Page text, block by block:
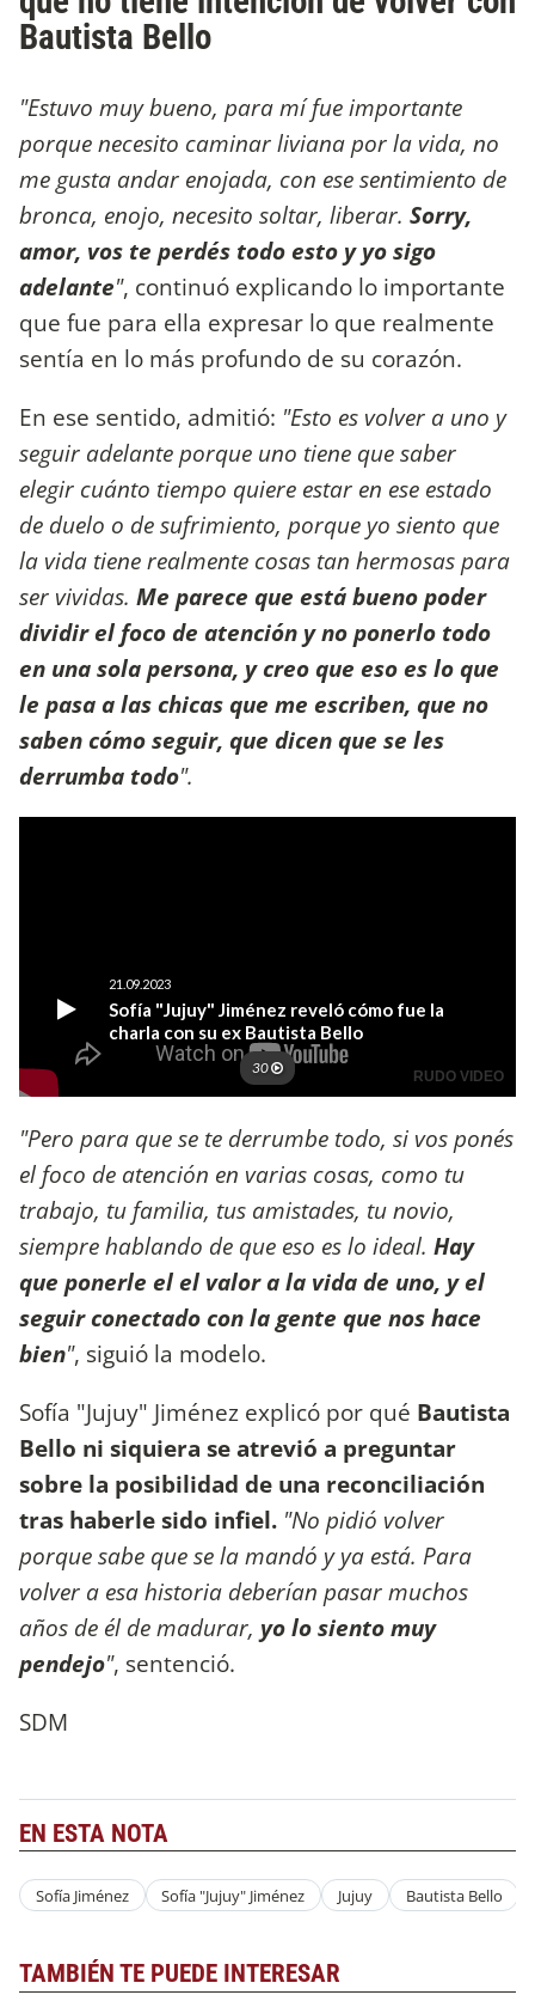
Bautista Bello
"Estuvo muy bueno, para mí fue importante
porque necesito caminar liviana por la vida, no
me gusta andar enojada, con ese sentimiento de
bronca, enojo, necesito soltar, liberar. Sorry,
amor, vos te perdés todo esto y yo sigo
adelante", continuó explicando lo importante
que fue para ella expresar lo que realmente
sentía en lo más profundo de su corazón.
En ese sentido, admitió: "Esto es volver a uno y
seguir adelante porque uno tiene que saber
elegir cuánto tiempo quiere estar en ese estado
de duelo o de sufrimiento, porque yo siento que
la vida tiene realmente cosas tan hermosas para
ser vividas. Me parece que está bueno poder
dividir el foco de atención y no ponerlo todo
en una sola persona, y creo que eso es lo que
le pasa a las chicas que me escriben, que no
saben cómo seguir, que dicen que se les
derrumba todo".
"Pero para que se te derrumbe todo, si vos ponés
el foco de atención en varias cosas, como tu
trabajo, tu familia, tus amistades, tu novio,
siempre hablando de que eso es lo ideal. Hay
que ponerle el el valor a la vida de uno, y el
seguir conectado con la gente que nos hace
bien", siguió la modelo.
Sofía "Jujuy" Jiménez explicó por qué Bautista
Bello ni siquiera se atrevió a preguntar
sobre la posibilidad de una reconciliación
tras haberle sido infiel. "No pidió volver
porque sabe que se la mandó y ya está. Para
volver a esa historia deberían pasar muchos
años de él de madurar, yo lo siento muy
pendejo", sentenció.
SDM
EN ESTA NOTA
Sofía Jiménez Sofía "Jujuy" Jiménez Jujuy Bautista Bello
TAMBIÉN TE PUEDE INTERESAR